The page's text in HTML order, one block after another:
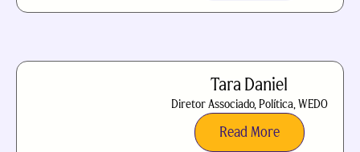
Tara Daniel
Diretor Associado, Política, WEDO
Read More